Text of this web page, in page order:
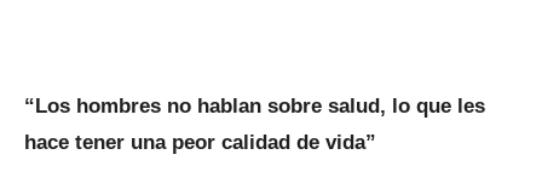
“Los hombres no hablan sobre salud, lo que les
hace tener una peor calidad de vida”